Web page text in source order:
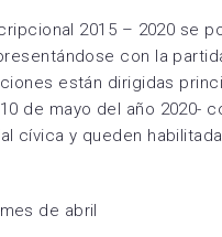
2015 – 2020 se
con la
están dirigidas
de mayo del año 2020-
cívica y queden
de abril